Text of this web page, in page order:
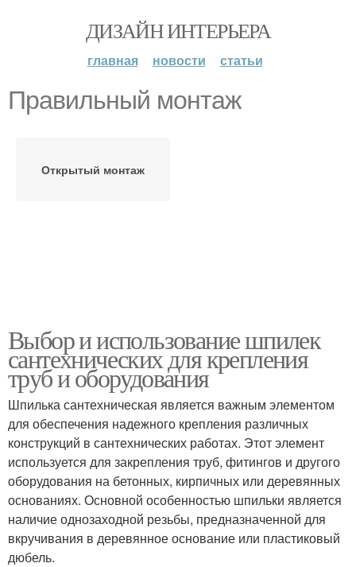
ДИЗАЙН ИНТЕРЬЕРА
главная новости статьи
Правильный монтаж
Открытый монтаж
Выбор и использование шпилек
сантехнических для крепления
труб и оборудования
Шпилька сантехническая является важным элементом
для обеспечения надежного крепления различных
конструкций в сантехнических работах. Этот элемент
используется для закрепления труб, фитингов и другого
оборудования на бетонных, кирпичных или деревянных
основаниях. Основной особенностью шпильки является
наличие однозаходной резьбы, предназначенной для
вкручивания в деревянное основание или пластиковый
дюбель.